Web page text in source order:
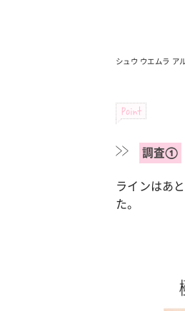
シュウ ウエムラ ア
Point
調査①
ラインはあ
た。